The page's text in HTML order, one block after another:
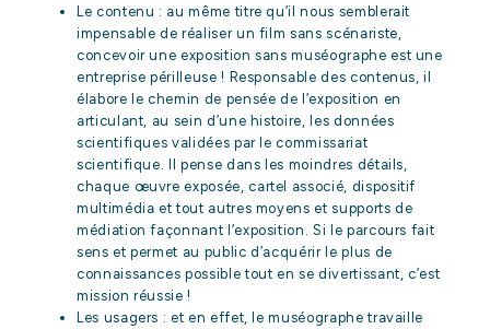
Le contenu : au même titre qu’il nous semblerait
impensable de réaliser un film sans scénariste,
concevoir une exposition sans muséographe est une
entreprise périlleuse ! Responsable des contenus, il
élabore le chemin de pensée de l’exposition en
articulant, au sein d’une histoire, les données
scientifiques validées par le commissariat
scientifique. Il pense dans les moindres détails,
chaque œuvre exposée, cartel associé, dispositif
multimédia et tout autres moyens et supports de
médiation façonnant l’exposition. Si le parcours fait
sens et permet au public d’acquérir le plus de
connaissances possible tout en se divertissant, c’est
mission réussie !
Les usagers : et en effet, le muséographe travaille